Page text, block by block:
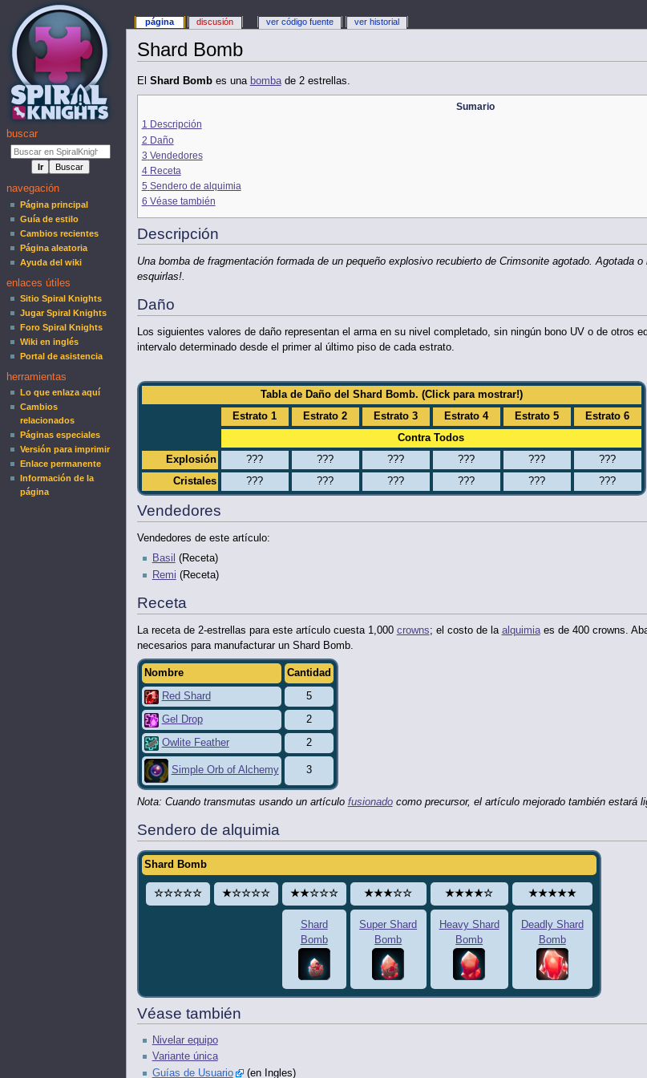
Shard Bomb
El Shard Bombes una bombade 2 estrellas.
Sumario
1 Descripción
2 Daño
3 Vendedores
4 Receta
5 Sendero de alquimia
6 Véase también
Descripción
Una bomba de fragmentación formada de un pequeño explosivo recubierto de Crimsonite agotado. Agotada
esquirlas!.
Daño
Los siguientes valores de daño representan el arma en su nivel completado, sin ningún bono UV o de otros
intervalo determinado desde el primer al último piso de cada estrato.
Tabla de Daño del Shard Bomb. (Click para mostrar!)
Estrato 1
Estrato 2 Estrato 3 Estrato 4 Estrato 5
Estrato 6
Contra Todos
Explosión
??? ??? ??? ??? ???
???
Cristales
??? ??? ??? ??? ??? ???
Vendedores
Vendedores de este artículo:
Basil (Receta)
Remi (Receta)
Receta
La receta de 2-estrellas para este artículo cuesta 1,000 crowns; el costo de la alquimiaes de 400 crowns.
necesarios para manufacturar un Shard Bomb.
Nombre Cantidad
Red Shard 5
Gel Drop 2
Owlite Feather 2
Simple Orb of Alchemy 3
Nota: Cuando transmutas usando un artículo fusionadocomo precursor, el artículo mejorado también estará
Sendero de alquimia
Shard Bomb
☆☆☆☆☆ ★☆☆☆☆ ★★☆☆☆ ★★★☆☆ ★★★★☆ ★★★★★
Shard
Bomb
Super Shard
Bomb
Heavy Shard
Bomb
Deadly Shard
Bomb
Véase también
Nivelar equipo
Variante única
Guías de Usuario
(en Ingles)
página discusión ver código fuente ver historial
buscar
navegación
Página principal
Guía de estilo
Cambios recientes
Página aleatoria
Ayuda del wiki
enlaces útiles
Sitio Spiral Knights
Jugar Spiral Knights
Foro Spiral Knights
Wiki en inglés
Portal de asistencia
herramientas
Lo que enlaza aquí
Cambios
relacionados
Páginas especiales
Versión para imprimir
Enlace permanente
Información de la
página